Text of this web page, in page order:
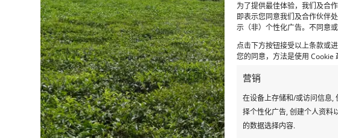
为了提供最佳体验，我们及合
即表示您同意我们及合作伙伴
示（非）个性化广告。不同意
点击下方按钮接受以上条款或
您的同意，方法是使用 Cookie
营销
在设备上存储和/或访问信息,
择个性化广告, 创建个人资料
的数据选择内容.